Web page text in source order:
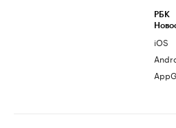
РБК
iOS